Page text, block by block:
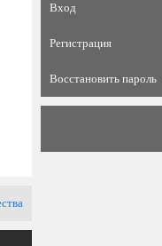
Вход
Регистрация
Восстановить пароль